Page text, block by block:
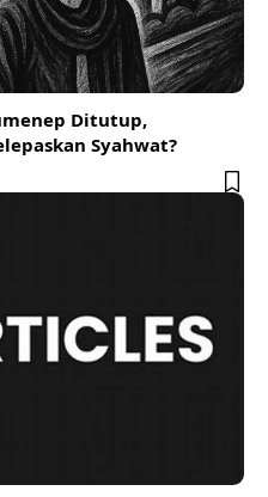
Ditutup,
Syahwat?